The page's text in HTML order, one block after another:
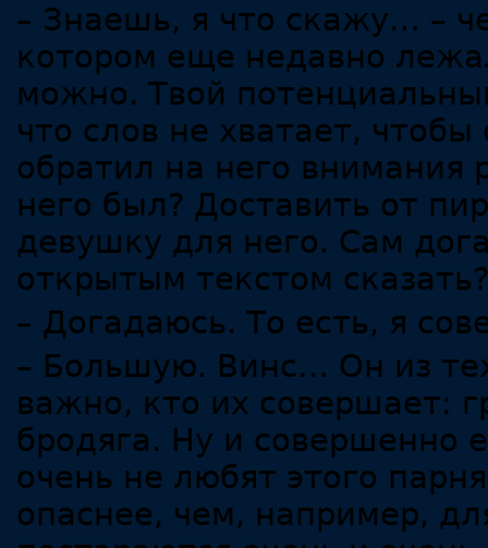
– Знаешь, я что скажу… –
котором еще недавно
можно. Твой
что слов не хватает,
обратил на него внимания
него был? Доставить от
девушку для него. Сам
открытым текстом сказать?
– Догадаюсь. То есть, я
– Большую. Винс… Он из
важно, кто их совершает:
бродяга. Ну и совершенно
очень не любят этого
опаснее, чем, например,